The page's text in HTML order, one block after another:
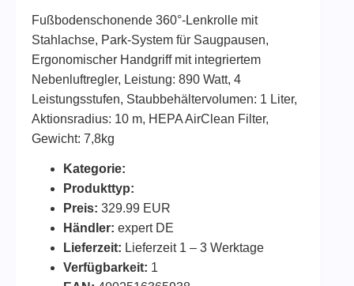
Fußbodenschonende 360°-Lenkrolle mit
Stahlachse, Park-System für Saugpausen,
Ergonomischer Handgriff mit integriertem
Nebenluftregler, Leistung: 890 Watt, 4
Leistungsstufen, Staubbehältervolumen: 1 Liter,
Aktionsradius: 10 m, HEPA AirClean Filter,
Gewicht: 7,8kg
Kategorie:
Produkttyp:
Preis: 329.99 EUR
Händler: expert DE
Lieferzeit: Lieferzeit 1 – 3 Werktage
Verfügbarkeit: 1